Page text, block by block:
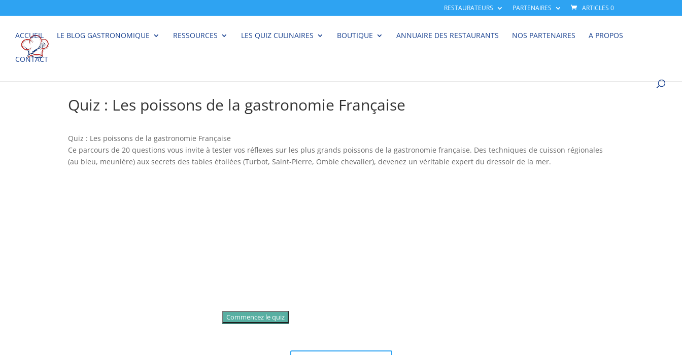
RESTAURATEURS PARTENAIRES ARTICLES 0
ACCUEIL LE BLOG GASTRONOMIQUE RESSOURCES LES QUIZ CULINAIRES BOUTIQUE ANNUAIRE DES RESTAURANTS NOS PARTENAIRES A PROPOS
CONTACT
Quiz : Les poissons de la gastronomie Française
Quiz : Les poissons de la gastronomie Française
Ce parcours de 20 questions vous invite à tester vos réflexes sur les plus grands poissons de la gastronomie française. Des techniques de cuisson régionales
(au bleu, meunière) aux secrets des tables étoilées (Turbot, Saint-Pierre, Omble chevalier), devenez un véritable expert du dressoir de la mer.
Commencez le quiz